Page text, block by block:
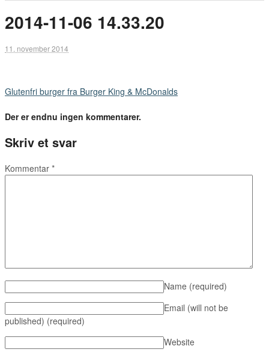
2014-11-06 14.33.20
11. november 2014
Glutenfri burger fra Burger King & McDonalds
Der er endnu ingen kommentarer.
Skriv et svar
Kommentar *
Name (required)
Email (will not be
published) (required)
Website